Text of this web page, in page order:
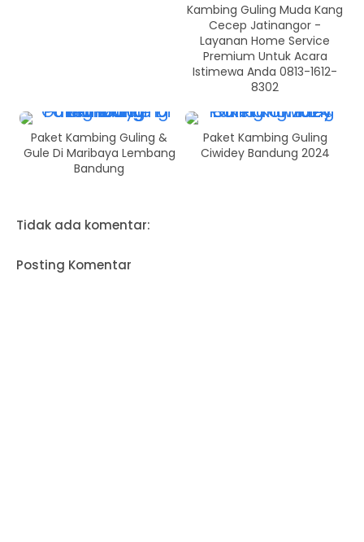
Kambing Guling Muda Kang
Cecep Jatinangor -
Layanan Home Service
Premium Untuk Acara
Istimewa Anda 0813-1612-
8302
Paket Kambing Guling &
Gule Di Maribaya Lembang
Bandung
Paket Kambing Guling
Ciwidey Bandung 2024
Tidak ada komentar:
Posting Komentar